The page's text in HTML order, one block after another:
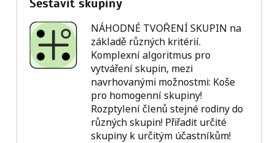
Sestavit skupiny
NÁHODNÉ TVOŘENÍ SKUPIN na
základě různých kritérií.
Komplexní algoritmus pro
vytváření skupin, mezi
navrhovanými možnostmi: Koše
pro homogenní skupiny!
Rozptylení členů stejné rodiny do
různých skupin! Přiřadit určité
skupiny k určitým účastníkům!